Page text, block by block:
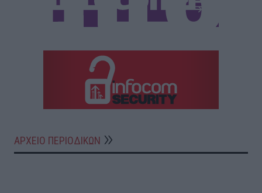
ΑΡΧΕΙΟ ΠΕΡΙΟΔΙΚΩΝ